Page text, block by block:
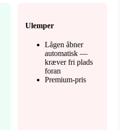
Ulemper
Lågen åbner
automatisk —
kræver fri plads
foran
Premium-pris